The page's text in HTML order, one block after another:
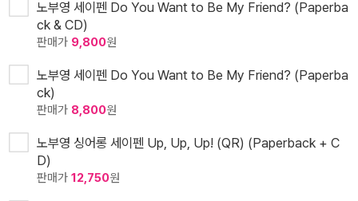
노부영 세이펜 Do You Want to Be My Friend? (Paperba
ck & CD)
판매가 9,800원
노부영 세이펜 Do You Want to Be My Friend? (Paperba
ck)
판매가 8,800원
노부영 싱어롱 세이펜 Up, Up, Up! (QR) (Paperback + C
D)
판매가 12,750원